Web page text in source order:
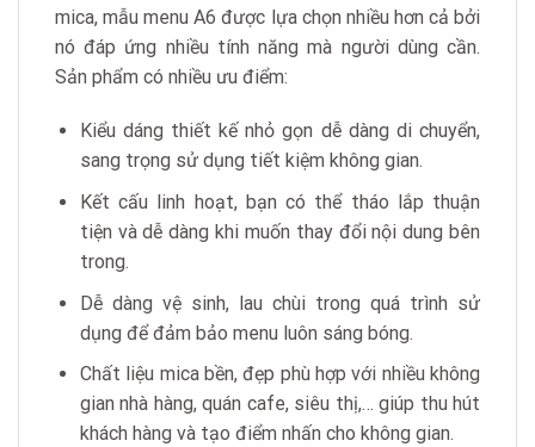
mica, mẫu menu A6 được lựa chọn nhiều hơn cả bởi
nó đáp ứng nhiều tính năng mà người dùng cần.
Sản phẩm có nhiều ưu điểm:
Kiểu dáng thiết kế nhỏ gọn dễ dàng di chuyển,
sang trọng sử dụng tiết kiệm không gian.
Kết cấu linh hoạt, bạn có thể tháo lắp thuận
tiện và dễ dàng khi muốn thay đổi nội dung bên
trong.
Dễ dàng vệ sinh, lau chùi trong quá trình sử
dụng để đảm bảo menu luôn sáng bóng.
Chất liệu mica bền, đẹp phù hợp với nhiều không
gian nhà hàng, quán cafe, siêu thị,… giúp thu hút
khách hàng và tạo điểm nhấn cho không gian.